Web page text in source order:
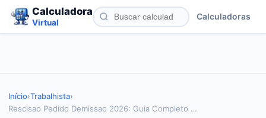
Calculadora
Virtual
Calculadoras
Início›Trabalhista›
Rescisao Pedido Demissao 2026: Guia Completo …